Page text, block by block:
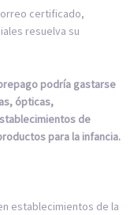
certificado,
resuelva su
podría gastarse
ópticas,
de
para la infancia.
establecimientos de la